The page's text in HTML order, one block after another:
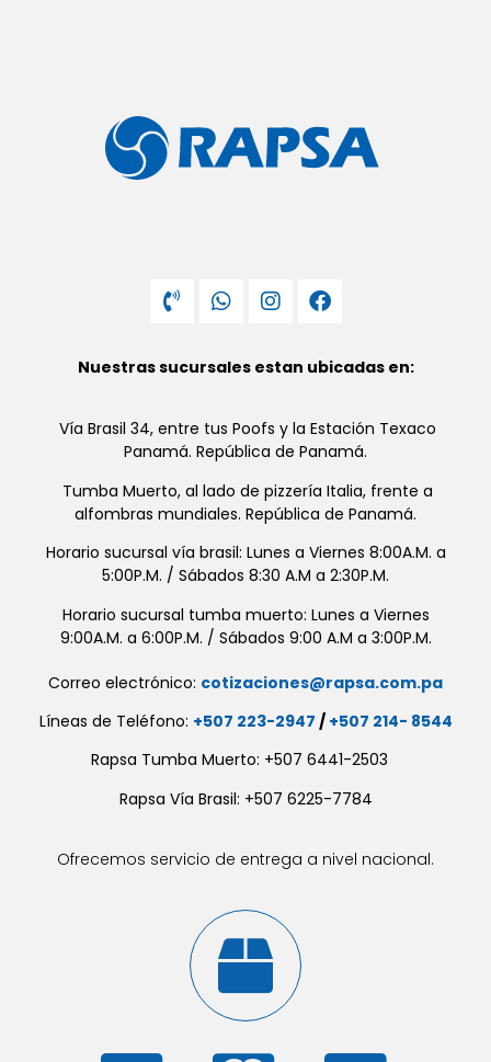
Nuestras sucursales estan ubicadas en:
Vía Brasil 34, entre tus Poofs y la Estación Texaco
Panamá. República de Panamá.
Tumba Muerto, al lado de pizzería Italia, frente a
alfombras mundiales. República de Panamá.
Horario sucursal vía brasil: Lunes a Viernes 8:00A.M. a
5:00P.M. / Sábados 8:30 A.M a 2:30P.M.
Horario sucursal tumba muerto: Lunes a Viernes
9:00A.M. a 6:00P.M. / Sábados 9:00 A.M a 3:00P.M.
Correo electrónico: cotizaciones@rapsa.com.pa
Líneas de Teléfono: +507 223-2947 / +507 214- 8544
Rapsa Tumba Muerto: +507 6441-2503
Rapsa Vía Brasil: +507 6225-7784
Ofrecemos servicio de entrega a nivel nacional.